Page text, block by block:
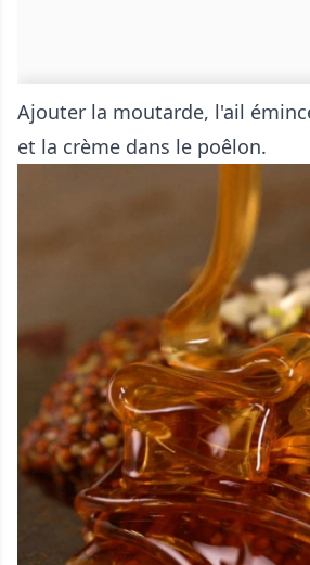
Ajouter la moutarde, l'ail
et la crème dans le poêlon.